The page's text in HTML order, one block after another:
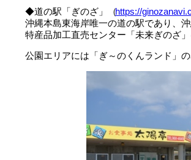
◆道の駅「ぎのざ」（https://
沖縄本島東海岸唯一の道の駅であり、
公園エリアには「ぎ～のくんランド」